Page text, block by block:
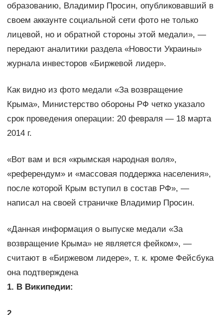
образованию, Владимир Просин, опубликовавший в
своем аккаунте социальной сети фото не только
лицевой, но и обратной стороны этой медали», —
передают аналитики раздела «Новости Украины»
журнала инвесторов «Биржевой лидер».
Как видно из фото медали «За возвращение
Крыма», Министерство обороны РФ четко указало
срок проведения операции: 20 февраля — 18 марта
2014 г.
«Вот вам и вся «крымская народная воля»,
«референдум» и «массовая поддержка населения»,
после которой Крым вступил в состав РФ», —
написал на своей страничке Владимир Просин.
«Данная информация о выпуске медали «За
возвращение Крыма» не является фейком», —
считают в «Биржевом лидере», т. к. кроме Фейсбука
она подтверждена
1. В Википедии: